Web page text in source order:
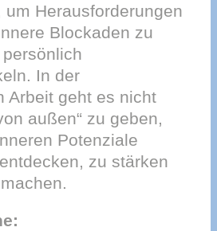
um Herausforderungen
Blockaden zu
In der
Arbeit geht es nicht
außen“ zu geben,
Potenziale
zu stärken